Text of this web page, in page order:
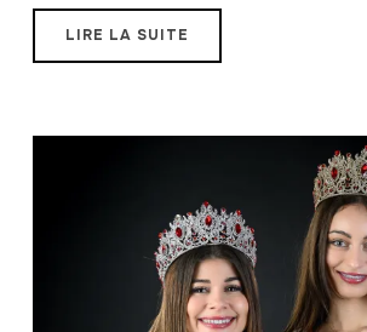
LIRE LA SUITE